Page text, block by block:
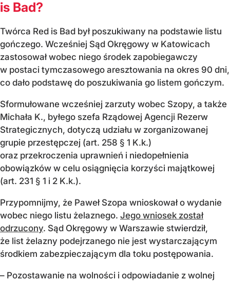
is Bad?
Twórca Red is Bad był poszukiwany na podstawie listu
gończego. Wcześniej Sąd Okręgowy w Katowicach
zastosował wobec niego środek zapobiegawczy
w postaci tymczasowego aresztowania na okres 90 dni,
co dało podstawę do poszukiwania go listem gończym.
Sformułowane wcześniej zarzuty wobec Szopy, a także
Michała K., byłego szefa Rządowej Agencji Rezerw
Strategicznych, dotyczą udziału w zorganizowanej
grupie przestępczej (art. 258 § 1 K.k.)
oraz przekroczenia uprawnień i niedopełnienia
obowiązków w celu osiągnięcia korzyści majątkowej
(art. 231 § 1 i 2 K.k.).
Przypomnijmy, że Paweł Szopa wnioskował o wydanie
wobec niego listu żelaznego. Jego wniosek został
odrzucony. Sąd Okręgowy w Warszawie stwierdził,
że list żelazny podejrzanego nie jest wystarczającym
środkiem zabezpieczającym dla toku postępowania.
– Pozostawanie na wolności i odpowiadanie z wolnej